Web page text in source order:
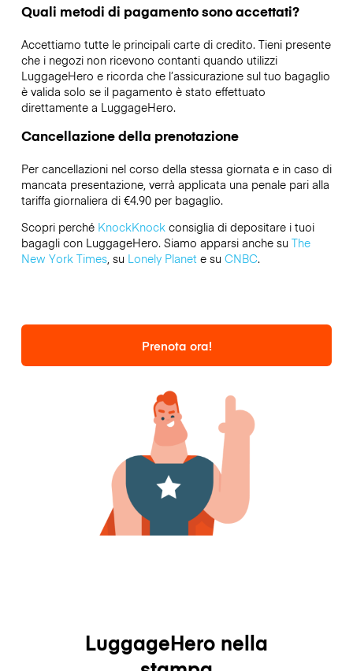
Quali metodi di pagamento sono accettati?
Accettiamo tutte le principali carte di credito. Tieni presente
che i negozi non ricevono contanti quando utilizzi
LuggageHero e ricorda che l’assicurazione sul tuo bagaglio
è valida solo se il pagamento è stato effettuato
direttamente a LuggageHero.
Cancellazione della prenotazione
Per cancellazioni nel corso della stessa giornata e in caso di
mancata presentazione, verrà applicata una penale pari alla
tariffa giornaliera di €4.90 per bagaglio.
Scopri perché KnockKnockconsiglia di depositare i tuoi
bagagli con LuggageHero. Siamo apparsi anche su The
New York Times, su Lonely Planete su CNBC.
Prenota ora!
LuggageHero nella